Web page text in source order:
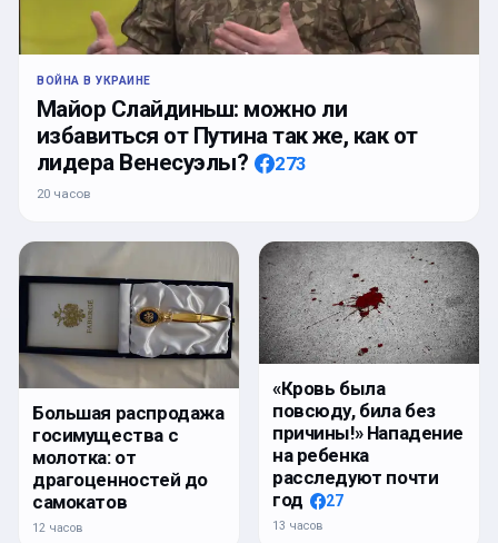
ВОЙНА В УКРАИНЕ
Майор Слайдиньш: можно ли
избавиться от Путина так же, как от
лидера Венесуэлы?
273
20 часов
Большая распродажа
госимущества с
молотка: от
драгоценностей до
самокатов
12 часов
«Кровь была
повсюду, била без
причины!» Нападение
на ребенка
расследуют почти
год
27
13 часов